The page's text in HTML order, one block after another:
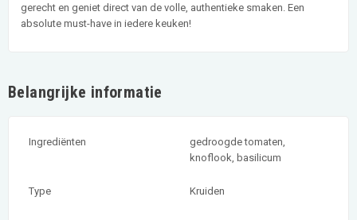
gerecht en geniet direct van de volle, authentieke smaken. Een
absolute must-have in iedere keuken!
Belangrijke informatie
Ingrediënten
gedroogde tomaten,
knoflook, basilicum
Type Kruiden